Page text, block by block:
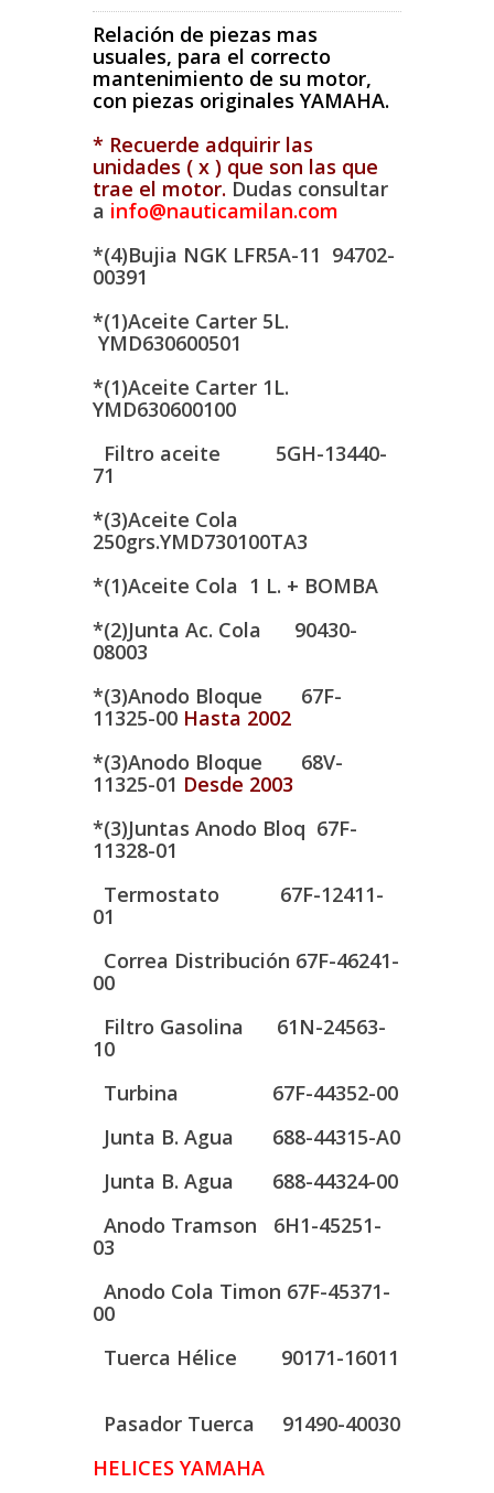
Relación de piezas mas
usuales, para el correcto
mantenimiento de su motor,
con piezas originales YAMAHA.
* Recuerde adquirir las
unidades ( x ) que son las que
trae el motor. Dudas consultar
a info@nauticamilan.com
*(4)Bujia NGK LFR5A-11 94702-
00391
*(1)Aceite Carter 5L.
YMD630600501
*(1)Aceite Carter 1L.
YMD630600100
Filtro aceite 5GH-13440-
71
*(3)Aceite Cola
250grs.YMD730100TA3
*(1)Aceite Cola 1 L. + BOMBA
*(2)Junta Ac. Cola 90430-
08003
*(3)Anodo Bloque 67F-
11325-00 Hasta 2002
*(3)Anodo Bloque 68V-
11325-01 Desde 2003
*(3)Juntas Anodo Bloq 67F-
11328-01
Termostato 67F-12411-
01
Correa Distribución 67F-46241-
00
Filtro Gasolina 61N-24563-
10
Turbina 67F-44352-00
Junta B. Agua 688-44315-A0
Junta B. Agua 688-44324-00
Anodo Tramson 6H1-45251-
03
Anodo Cola Timon 67F-45371-
00
Tuerca Hélice 90171-16011
Pasador Tuerca 91490-40030
HELICES YAMAHA